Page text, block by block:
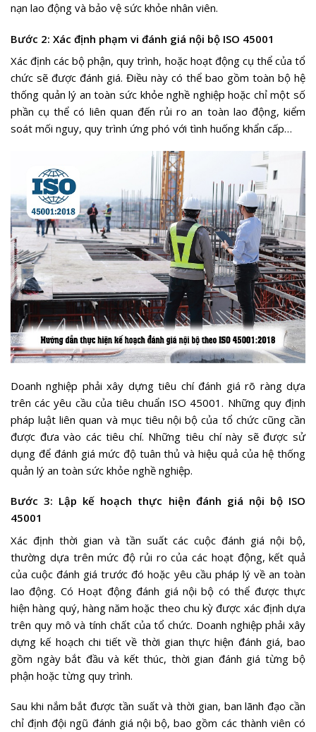
nạn lao động và bảo vệ sức khỏe nhân viên.
Bước 2: Xác định phạm vi đánh giá nội bộ ISO 45001
Xác định các bộ phận, quy trình, hoặc hoạt động cụ thể của tổ
chức sẽ được đánh giá. Điều này có thể bao gồm toàn bộ hệ
thống quản lý an toàn sức khỏe nghề nghiệp hoặc chỉ một số
phần cụ thể có liên quan đến rủi ro an toàn lao động, kiểm
soát mối nguy, quy trình ứng phó với tình huống khẩn cấp…
Doanh nghiệp phải xây dựng tiêu chí đánh giá rõ ràng dựa
trên các yêu cầu của tiêu chuẩn ISO 45001. Những quy định
pháp luật liên quan và mục tiêu nội bộ của tổ chức cũng cần
được đưa vào các tiêu chí. Những tiêu chí này sẽ được sử
dụng để đánh giá mức độ tuân thủ và hiệu quả của hệ thống
quản lý an toàn sức khỏe nghề nghiệp.
Bước 3: Lập kế hoạch thực hiện đánh giá nội bộ ISO
45001
Xác định thời gian và tần suất các cuộc đánh giá nội bộ,
thường dựa trên mức độ rủi ro của các hoạt động, kết quả
của cuộc đánh giá trước đó hoặc yêu cầu pháp lý về an toàn
lao động. Có Hoạt động đánh giá nội bộ có thể được thực
hiện hàng quý, hàng năm hoặc theo chu kỳ được xác định dựa
trên quy mô và tính chất của tổ chức. Doanh nghiệp phải xây
dựng kế hoạch chi tiết về thời gian thực hiện đánh giá, bao
gồm ngày bắt đầu và kết thúc, thời gian đánh giá từng bộ
phận hoặc từng quy trình.
Sau khi nắm bắt được tần suất và thời gian, ban lãnh đạo cần
chỉ định đội ngũ đánh giá nội bộ, bao gồm các thành viên có